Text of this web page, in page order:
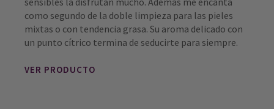
como segundo de la doble limpieza para las pieles
mixtas o con tendencia grasa. Su aroma delicado con
un punto cítrico termina de seducirte para siempre.
VER PRODUCTO